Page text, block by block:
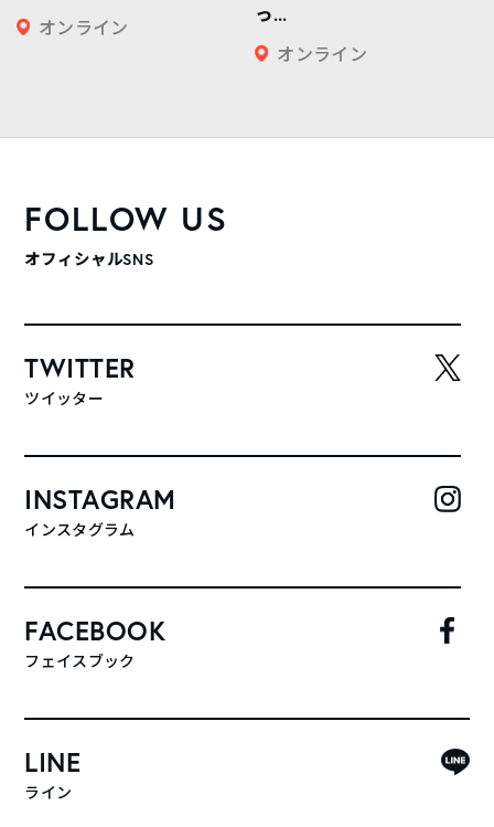
オンライン
っ...
オンライン
FOLLOW US
オフィシャルSNS
TWITTER
ツイッター
INSTAGRAM
インスタグラム
FACEBOOK
フェイスブック
LINE
ライン